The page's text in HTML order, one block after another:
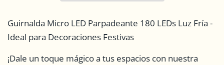
Guirnalda Micro LED Parpadeante 180 LEDs Luz Fría -
Ideal para Decoraciones Festivas
¡Dale un toque mágico a tus espacios con nuestra